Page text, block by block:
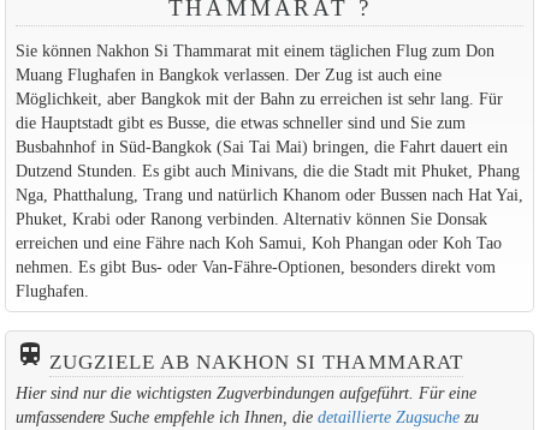
THAMMARAT ?
Sie können Nakhon Si Thammarat mit einem täglichen Flug zum Don
Muang Flughafen in Bangkok verlassen. Der Zug ist auch eine
Möglichkeit, aber Bangkok mit der Bahn zu erreichen ist sehr lang. Für
die Hauptstadt gibt es Busse, die etwas schneller sind und Sie zum
Busbahnhof in Süd-Bangkok (Sai Tai Mai) bringen, die Fahrt dauert ein
Dutzend Stunden. Es gibt auch Minivans, die die Stadt mit Phuket, Phang
Nga, Phatthalung, Trang und natürlich Khanom oder Bussen nach Hat Yai,
Phuket, Krabi oder Ranong verbinden. Alternativ können Sie Donsak
erreichen und eine Fähre nach Koh Samui, Koh Phangan oder Koh Tao
nehmen. Es gibt Bus- oder Van-Fähre-Optionen, besonders direkt vom
Flughafen.
train ZUGZIELE AB NAKHON SI THAMMARAT
Hier sind nur die wichtigsten Zugverbindungen aufgeführt. Für eine
umfassendere Suche empfehle ich Ihnen, die detaillierte Zugsuchezu